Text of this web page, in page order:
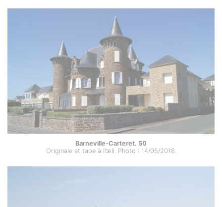
Barneville-Carteret. 50
Originale et tape à l’œil. Photo : 14/05/2018.